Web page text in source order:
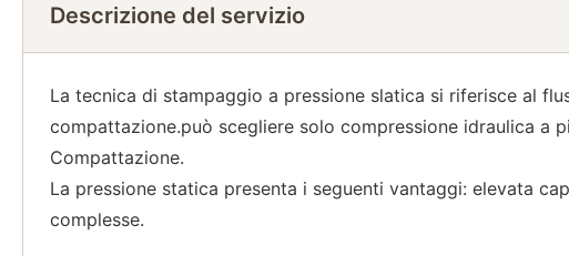
Descrizione del servizio
La tecnica di stampaggio a pressione slatica si riferisce al
compattazione.può scegliere solo compressione idraulica a
Compattazione.
La pressione statica presenta i seguenti vantaggi: elevata
complesse.